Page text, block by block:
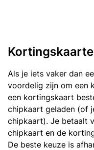
Als je iets vaker dan
voordelig zijn om een
een kortingskaart
chipkaart geladen (of
chipkaart). Je betaalt
chipkaart en de
De beste keuze is